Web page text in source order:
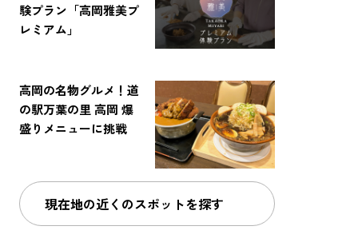
験プラン「高岡雅美プ
レミアム」
高岡の名物グルメ！道
の駅万葉の里 高岡 爆
盛りメニューに挑戦
現在地の近くのスポットを探す